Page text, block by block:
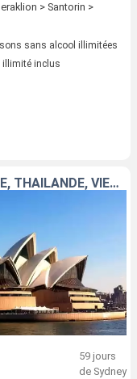
> Santorin >
- Rome
sans alcool illimitées
illimité inclus
AUSTRALIE, INDONÉSIE, CAMBODGE, THAÏLANDE, VIETNAM, CHINE, CORÉE DU SUD, JAPON, TAÏWAN, PHILIPPINES, MALAISIE, SINGAPOUR
59 jours
de Sydney